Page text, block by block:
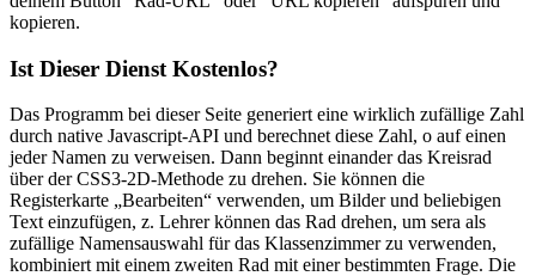
kopieren.
Ist Dieser Dienst Kostenlos?
Das Programm bei dieser Seite generiert eine wirklich zufällige Zahl
durch native Javascript-API und berechnet diese Zahl, o auf einen
jeder Namen zu verweisen. Dann beginnt einander das Kreisrad
über der CSS3-2D-Methode zu drehen. Sie können die
Registerkarte „Bearbeiten“ verwenden, um Bilder und beliebigen
Text einzufügen, z. Lehrer können das Rad drehen, um sera als
zufällige Namensauswahl für das Klassenzimmer zu verwenden,
kombiniert mit einem zweiten Rad mit einer bestimmten Frage. Die